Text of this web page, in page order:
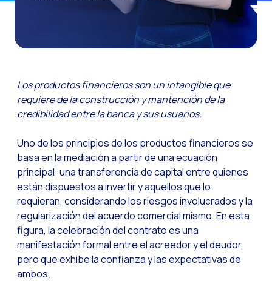
La fricción
Funcionalidades
Canal de Voz
Automatización:
WhatsApp
Recarting: La
Inteligencia
Impulsa tus Canales
OneFriday
Seguridad en los
Los productos financieros son un intangible que
requiere de la construcción y mantención de la
credibilidad entre la banca y sus usuarios.
Uno de los principios de los productos financieros se
basa en la mediación a partir de una ecuación
principal: una transferencia de capital entre quienes
están dispuestos a invertir y aquellos que lo
requieran, considerando los riesgos involucrados y la
regularización del acuerdo comercial mismo. En esta
figura, la celebración del contrato es una
manifestación formal entre el acreedor y el deudor,
pero que exhibe la confianza y las expectativas de
ambos.